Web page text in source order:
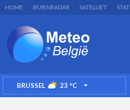
HOME BUIENRADAR SATELLIET
BRUSSEL 23 °C TOGGLE